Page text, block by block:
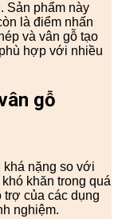
Sản phẩm này
là điểm nhấn
và vân gỗ tạo
hợp với nhiều
gỗ
nặng so với
khăn trong quá
trợ của các dụng
nghiệm.